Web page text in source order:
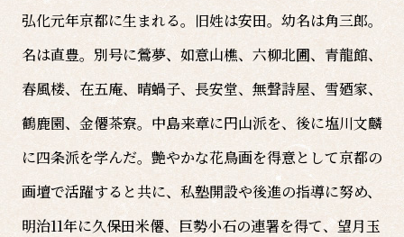
弘化元年京都に生まれる。旧姓は安田。幼名は角三郎。
名は直豊。別号に鶯夢、如意山樵、六柳北圃、青龍館、
春風楼、在五庵、晴蝸子、長安堂、無聲詩屋、雪廼家、
鶴鹿園、金僊茶寮。中島来章に円山派を、後に塩川文麟
に四条派を学んだ。艶やかな花鳥画を得意として京都の
画壇で活躍すると共に、私塾開設や後進の指導に努め、
明治11年に久保田米僊、巨勢小石の連署を得て、望月玉